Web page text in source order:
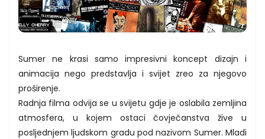
Sumer ne krasi samo impresivni koncept dizajn i
animacija nego predstavlja i svijet zreo za njegovo
proširenje.
Radnja filma odvija se u svijetu gdje je oslabila zemljina
atmosfera, u kojem ostaci čovječanstva žive u
posljednjem ljudskom gradu pod nazivom Sumer. Mladi